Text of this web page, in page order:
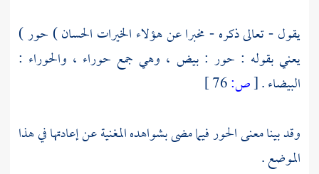
يقول - تعالى ذكره - مخبرا عن هؤلاء الخيرات الحسان ) حور )
يعني بقوله : حور : بيض ، وهي جمع حوراء ، والحوراء :
البيضاء .[ص:
وقد بينا معنى الحور فيما مضى بشواهده المغنية عن إعادتها في هذا
الموضع .